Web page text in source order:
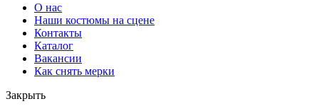
О нас
Наши костюмы на сцене
Контакты
Каталог
Вакансии
Как снять мерки
Закрыть